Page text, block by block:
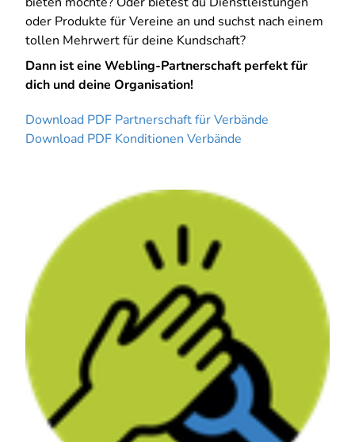
oder Produkte für Vereine an und suchst nach einem
tollen Mehrwert für deine Kundschaft?
Dann ist eine Webling-Partnerschaft perfekt für
dich und deine Organisation!
Download PDF Partnerschaft für Verbände
Download PDF Konditionen Verbände